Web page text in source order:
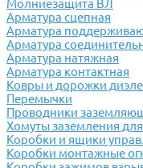
Молниезащита ВЛ
Арматура сцепная
Арматура
Арматура
Арматура натяжная
Арматура контактная
Ковры и дорожки
Перемычки
Проводники
Хомуты заземления для
Коробки и ящики
Коробки монтажные